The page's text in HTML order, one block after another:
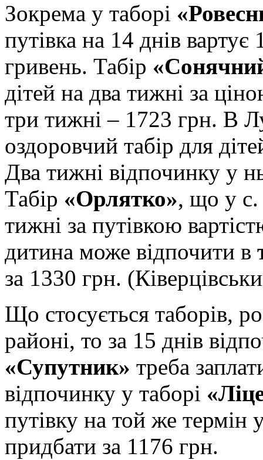
Зокрема у таборі
путівка на 14 днів
гривень. Табір
дітей на два тижні за
три тижні – 1723 грн. В
оздоровчий табір для
Два тижні відпочинку у
Табір «Орлятко», що у с.
тижні за путівкою
дитина може відпочити в
за 1330 грн.
Що стосується таборів,
районі, то за 15 днів
«Супутник» треба
відпочинку у таборі
путівку на той же термін
придбати за 1176 грн.